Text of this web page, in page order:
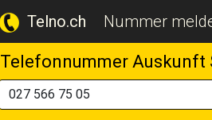
Telno.ch Nummer
Telefonnummer Auskunft